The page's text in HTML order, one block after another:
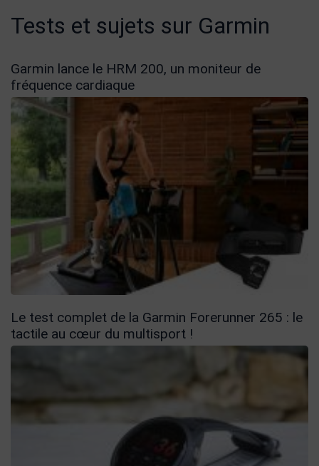
Tests et sujets sur Garmin
Garmin lance le HRM 200, un moniteur de
fréquence cardiaque
Le test complet de la Garmin Forerunner 265 : le
tactile au cœur du multisport !